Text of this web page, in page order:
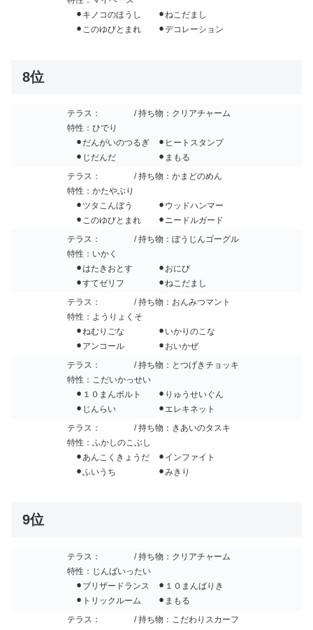
⚫︎キノコのほうし ⚫︎ねこだまし
⚫︎このゆびとまれ ⚫︎デコレーション
8位
テラス：
/ 持ち物：クリアチャーム
特性：ひでり
⚫︎だんがいのつるぎ ⚫︎ヒートスタンプ
⚫︎じだんだ ⚫︎まもる
テラス：
/ 持ち物：かまどのめん
特性：かたやぶり
⚫︎ツタこんぼう ⚫︎ウッドハンマー
⚫︎このゆびとまれ ⚫︎ニードルガード
テラス：
/ 持ち物：ぼうじんゴーグル
特性：いかく
⚫︎はたきおとす ⚫︎おにび
⚫︎すてゼリフ ⚫︎ねこだまし
テラス：
/ 持ち物：おんみつマント
特性：ようりょくそ
⚫︎ねむりごな ⚫︎いかりのこな
⚫︎アンコール ⚫︎おいかぜ
テラス：
/ 持ち物：とつげきチョッキ
特性：こだいかっせい
⚫︎１０まんボルト ⚫︎りゅうせいぐん
⚫︎じんらい ⚫︎エレキネット
テラス：
/ 持ち物：きあいのタスキ
特性：ふかしのこぶし
⚫︎あんこくきょうだ ⚫︎インファイト
⚫︎ふいうち ⚫︎みきり
9位
テラス：
/ 持ち物：クリアチャーム
特性：じんばいったい
⚫︎ブリザードランス ⚫︎１０まんばりき
⚫︎トリックルーム ⚫︎まもる
テラス：
/ 持ち物：こだわりスカーフ